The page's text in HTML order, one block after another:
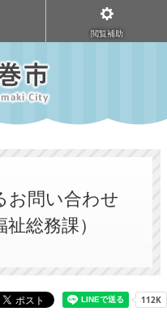
閲覧補助
お問い合わせ
総務課）